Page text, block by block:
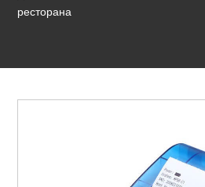
ресторана